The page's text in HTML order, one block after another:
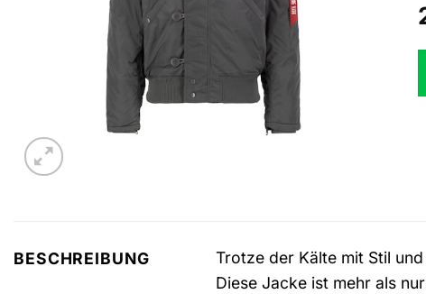
BESCHREIBUNG
Trotze der Kälte mit Stil
Diese Jacke ist mehr als